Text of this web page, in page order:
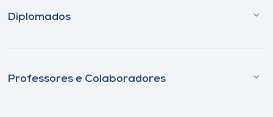
Diplomados
Professores e Colaboradores